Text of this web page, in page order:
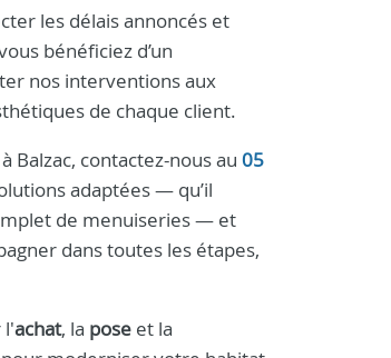
les délais annoncés et
bénéficiez d’un
nos interventions aux
de chaque client.
Balzac, contactez-nous au 05
adaptées — qu’il
de menuiseries — et
dans toutes les étapes,
l'achat, la pose et la